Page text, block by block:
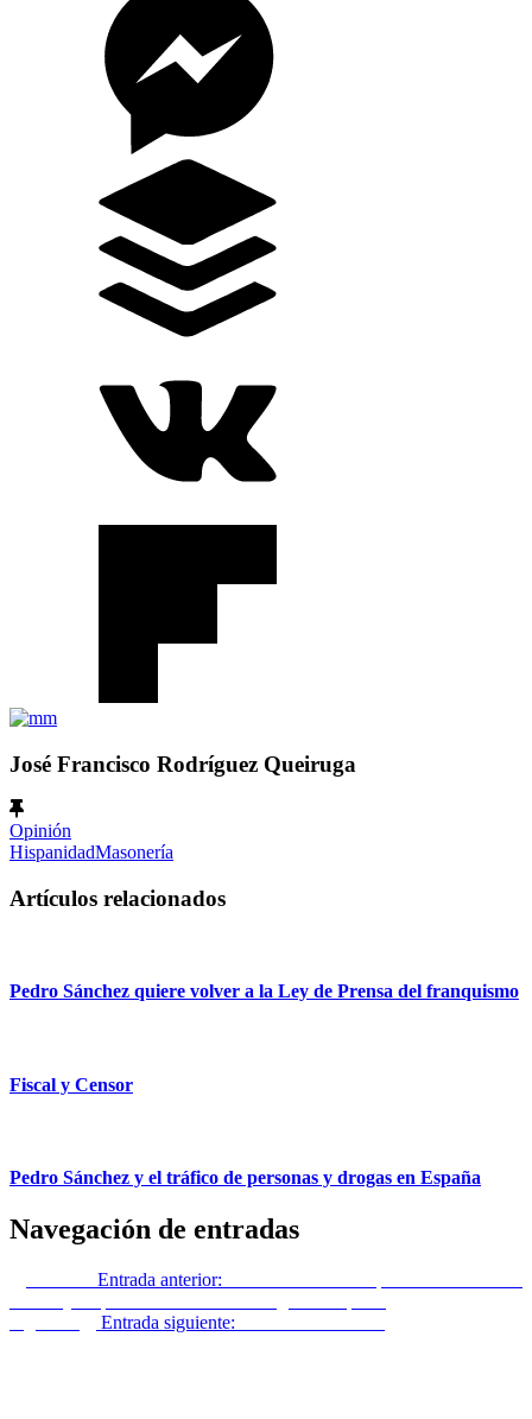
José Francisco Rodríguez Queiruga
Opinión
HispanidadMasonería
Artículos relacionados
Pedro Sánchez quiere volver a la Ley de Prensa del franquismo
Fiscal y Censor
Pedro Sánchez y el tráfico de personas y drogas en España
Navegación de entradas
Entrada anterior:
Entrada siguiente: